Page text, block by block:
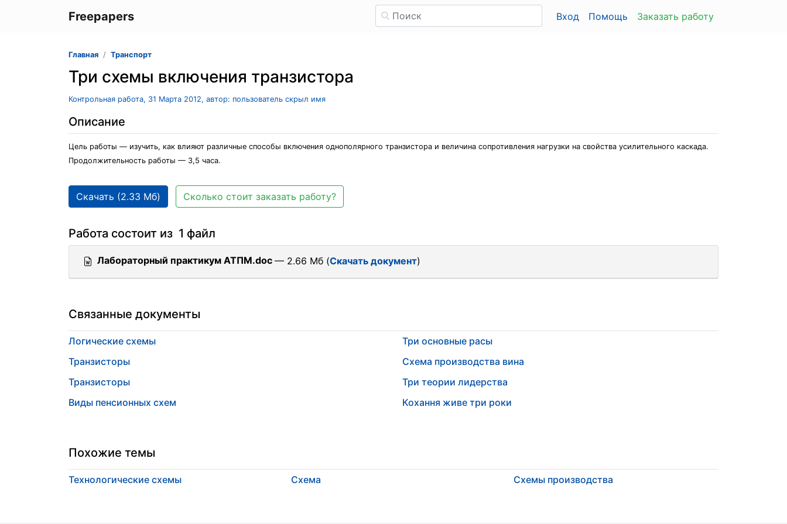
Freepapers Вход Помощь Заказать работу
Главная Транспорт
Три схемы включения транзистора
Контрольная работа, 31 Марта 2012, автор: пользователь скрыл имя
Описание
Цель работы — изучить, как влияют различные способы включения однополярного транзистора и величина сопротивления нагрузки на свойства усилительного каскада.
Продолжительность работы — 3,5 часа.
Скачать (2.33 Мб) Сколько стоит заказать работу?
Работа состоит из 1 файл
Лабораторный практикум АТПМ.doc — 2.66 Мб (Скачать документ)
Связанные документы
Логические схемы
Транзисторы
Транзисторы
Виды пенсионных схем
Три основные расы
Схема производства вина
Три теории лидерства
Кохання живе три роки
Похожие темы
Технологические схемы Схема Схемы производства